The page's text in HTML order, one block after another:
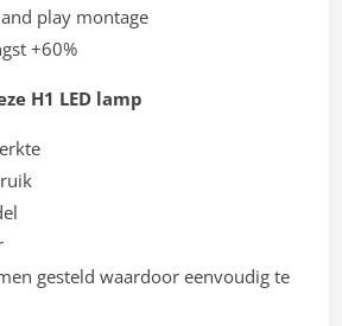
play montage
+60%
H1 LED lamp
gesteld waardoor eenvoudig te